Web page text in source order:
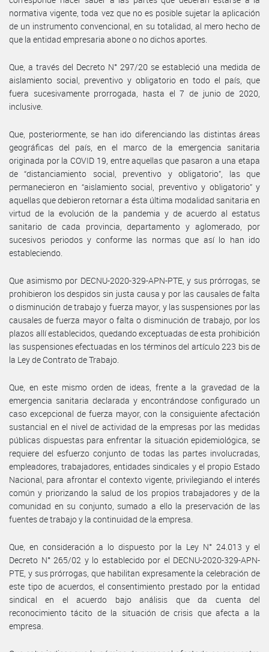
normativa vigente, toda vez que no es posible sujetar la aplicación
de un instrumento convencional, en su totalidad, al mero hecho de
que la entidad empresaria abone o no dichos aportes.
Que, a través del Decreto N° 297/20 se estableció una medida de
aislamiento social, preventivo y obligatorio en todo el país, que
fuera sucesivamente prorrogada, hasta el 7 de junio de 2020,
inclusive.
Que, posteriormente, se han ido diferenciando las distintas áreas
geográficas del país, en el marco de la emergencia sanitaria
originada por la COVID 19, entre aquellas que pasaron a una etapa
de “distanciamiento social, preventivo y obligatorio”, las que
permanecieron en “aislamiento social, preventivo y obligatorio” y
aquellas que debieron retornar a ésta última modalidad sanitaria en
virtud de la evolución de la pandemia y de acuerdo al estatus
sanitario de cada provincia, departamento y aglomerado, por
sucesivos periodos y conforme las normas que así lo han ido
estableciendo.
Que asimismo por DECNU-2020-329-APN-PTE, y sus prórrogas, se
prohibieron los despidos sin justa causa y por las causales de falta
o disminución de trabajo y fuerza mayor, y las suspensiones por las
causales de fuerza mayor o falta o disminución de trabajo, por los
plazos allí establecidos, quedando exceptuadas de esta prohibición
las suspensiones efectuadas en los términos del artículo 223 bis de
la Ley de Contrato de Trabajo.
Que, en este mismo orden de ideas, frente a la gravedad de la
emergencia sanitaria declarada y encontrándose configurado un
caso excepcional de fuerza mayor, con la consiguiente afectación
sustancial en el nivel de actividad de la empresas por las medidas
públicas dispuestas para enfrentar la situación epidemiológica, se
requiere del esfuerzo conjunto de todas las partes involucradas,
empleadores, trabajadores, entidades sindicales y el propio Estado
Nacional, para afrontar el contexto vigente, privilegiando el interés
común y priorizando la salud de los propios trabajadores y de la
comunidad en su conjunto, sumado a ello la preservación de las
fuentes de trabajo y la continuidad de la empresa.
Que, en consideración a lo dispuesto por la Ley N° 24.013 y el
Decreto N° 265/02 y lo establecido por el DECNU-2020-329-APN-
PTE, y sus prórrogas, que habilitan expresamente la celebración de
este tipo de acuerdos, el consentimiento prestado por la entidad
sindical en el acuerdo bajo análisis que da cuenta del
reconocimiento tácito de la situación de crisis que afecta a la
empresa.